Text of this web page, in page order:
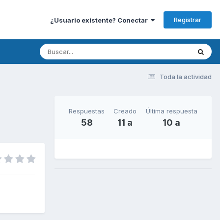
¿Usuario existente? Conectar Registrar
Toda la actividad
Respuestas
58
Creado
11 a
Última respuesta
10 a